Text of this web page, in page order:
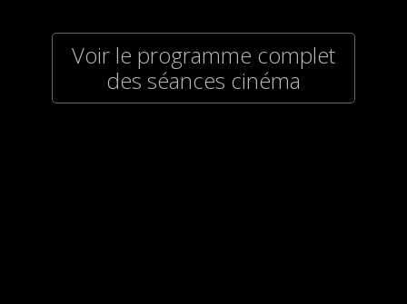
Voir le programme complet
des séances cinéma